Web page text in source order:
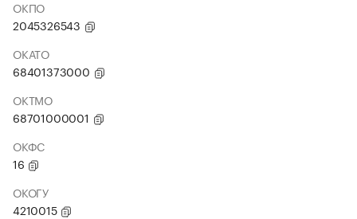
ОКПО
2045326543
ОКАТО
68401373000
ОКТМО
68701000001
ОКФС
16
ОКОГУ
4210015